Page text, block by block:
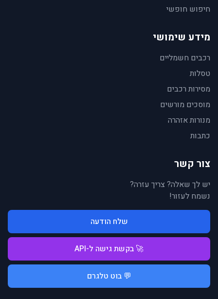
חיפוש חופשי
מידע שימושי
רכבים חשמליים
טסלות
מסירות רכבים
מוסכים מורשים
מנורות אזהרה
כתבות
צור קשר
יש לך שאלה? צריך עזרה?
נשמח לעזור!
שלח הודעה
🚀 בקשת גישה ל-API
💬 בוט טלגרם